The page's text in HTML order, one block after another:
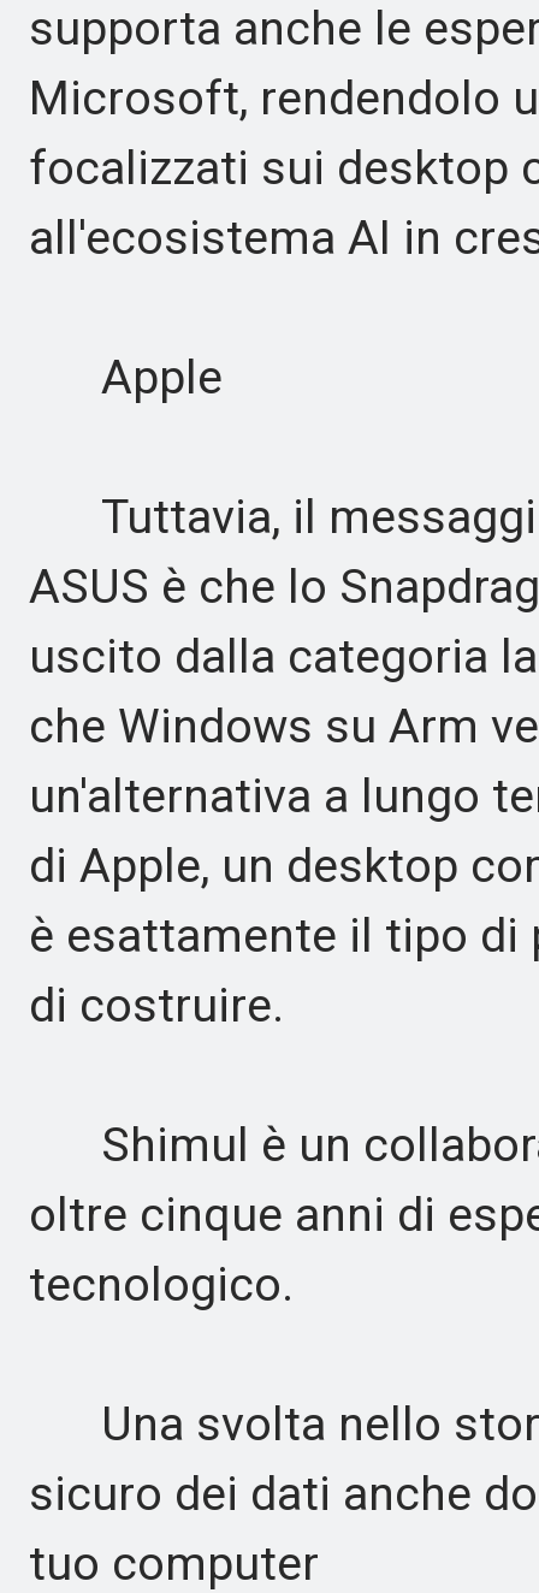
supporta anche le
Microsoft, rendendolo
focalizzati sui desktop
all'ecosistema AI in
Apple
Tuttavia, il
ASUS è che lo
uscito dalla categoria
che Windows su Arm
un'alternativa a lungo
di Apple, un desktop
è esattamente il tipo di
di costruire.
Shimul è un
oltre cinque anni di
tecnologico.
Una svolta nello
sicuro dei dati anche
tuo computer